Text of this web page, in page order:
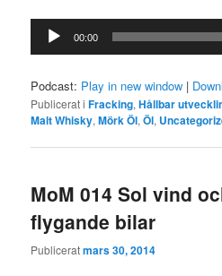
Ljudspelare
00:00
Podcast: Play in new window |
Publicerat i Fracking,Hållbar
Malt Whisky,Mörk Öl,Öl,
MoM 014 Sol vind
flygande bilar
Publiceratmars 30, 2014